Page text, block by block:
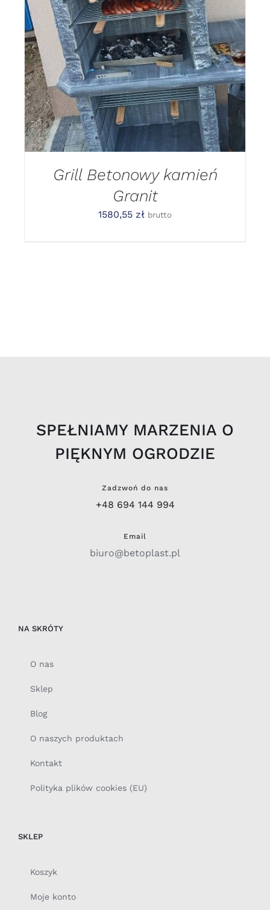
DODAJ DO KOSZYKA
/
DETAILS
Grill Betonowy kamień
Granit
1580,55 zł brutto
SPEŁNIAMY MARZENIA O
PIĘKNYM OGRODZIE
Zadzwoń do nas
+48 694 144 994
Email
biuro@betoplast.pl
NA SKRÓTY
O nas
Sklep
Blog
O naszych produktach
Kontakt
Polityka plików cookies (EU)
SKLEP
Koszyk
Moje konto